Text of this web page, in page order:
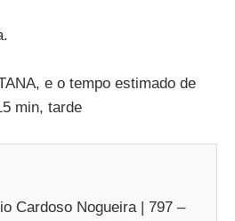
e o tempo estimado de
min, tarde
Cardoso Nogueira | 797 –